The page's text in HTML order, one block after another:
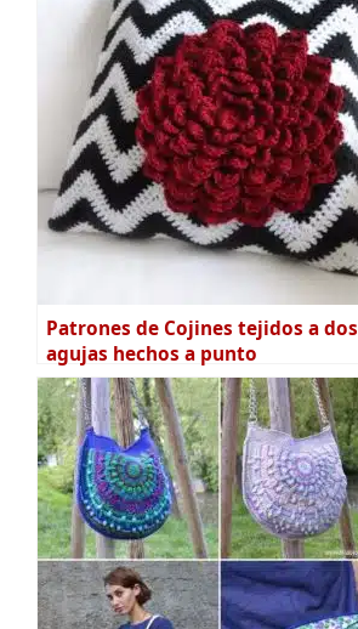
Patrones de Cojines tejidos a dos
agujas hechos a punto